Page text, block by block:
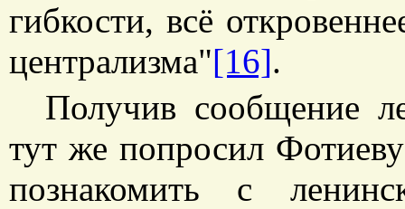
гибкости, всё
централизма"[16].
Получив сообщение
тут же попросил
познакомить с